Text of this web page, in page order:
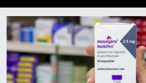
Trafik Durumu
Süper Lig Puan Durumu ve
Tüm Manşetler